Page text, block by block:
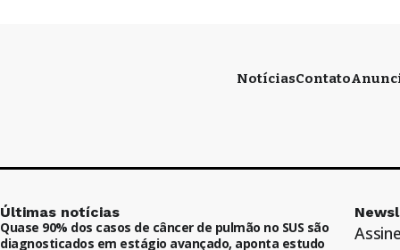
NotíciasContato
Últimas notícias
Quase 90% dos casos de câncer de pulmão no SUS são
diagnosticados em estágio avançado, aponta estudo